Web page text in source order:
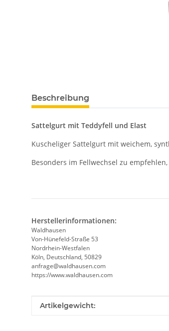
Beschreibung
Sattelgurt mit Teddyfell und Elast
Kuscheliger Sattelgurt mit weichem,
Besonders im Fellwechsel zu
Herstellerinformationen:
Waldhausen
Von-Hünefeld-Straße 53
Nordrhein-Westfalen
Köln, Deutschland, 50829
anfrage@waldhausen.com
https://www.waldhausen.com
Produkteigenschaft
Wert
Artikelgewicht: